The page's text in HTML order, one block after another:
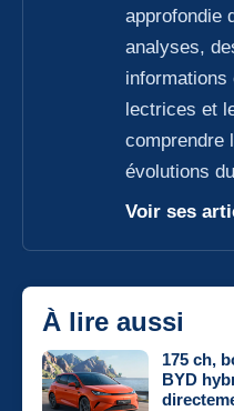
approfondie
analyses,
informations
lectrices et
comprendre
évolutions
Voir ses
À lire aussi
175 ch,
BYD